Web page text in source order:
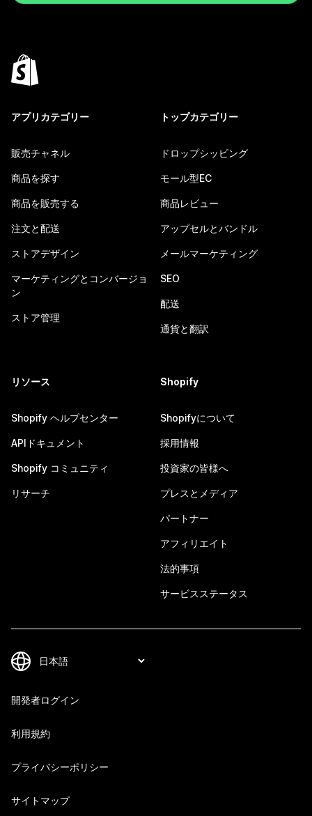
アプリカテゴリー
販売チャネル
商品を探す
商品を販売する
注文と配送
ストアデザイン
マーケティングとコンバージョ
ン
ストア管理
トップカテゴリー
ドロップシッピング
モール型EC
商品レビュー
アップセルとバンドル
メールマーケティング
SEO
配送
通貨と翻訳
リソース
Shopify ヘルプセンター
APIドキュメント
Shopify コミュニティ
リサーチ
Shopify
Shopifyについて
採用情報
投資家の皆様へ
プレスとメディア
パートナー
アフィリエイト
法的事項
サービスステータス
開発者ログイン
利用規約
プライバシーポリシー
サイトマップ